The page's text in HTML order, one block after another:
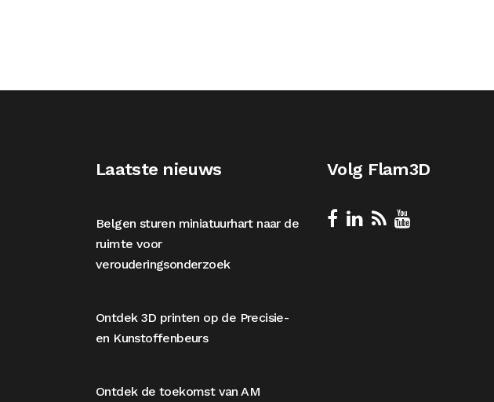
Laatste nieuws
Belgen sturen miniatuurhart naar de
ruimte voor
verouderingsonderzoek
Ontdek 3D printen op de Precisie-
en Kunstoffenbeurs
Ontdek de toekomst van AM
Volg Flam3D